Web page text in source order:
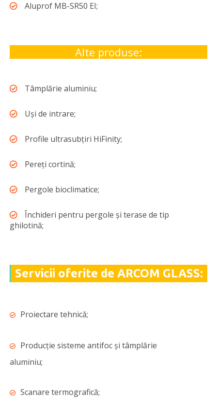
Aluprof MB-SR50 EI;
Alte produse:
Tâmplărie aluminiu;
Uși de intrare;
Profile ultrasubțiri HiFinity;
Pereți cortină;
Pergole bioclimatice;
Închideri pentru pergole și terase de tip
ghilotină;
Servicii oferite de ARCOM GLASS:
Proiectare tehnică;
Producție sisteme antifoc și tâmplărie
aluminiu;
Scanare termografică;